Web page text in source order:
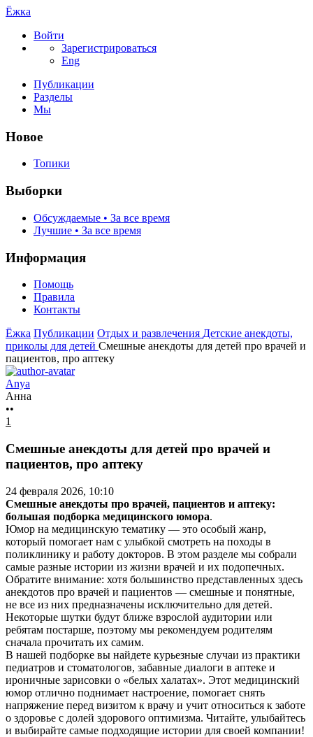
Ёжка
Войти
Зарегистрироваться
Eng
Публикации
Разделы
Мы
Новое
Топики
Выборки
Обсуждаемые • За все время
Лучшие • За все время
Информация
Помощь
Правила
Контакты
Ёжка Публикации Отдых и развлечения Детские анекдоты,
приколы для детей Смешные анекдоты для детей про врачей и
пациентов, про аптеку
Anya
Анна
••
1
Смешные анекдоты для детей про врачей и
пациентов, про аптеку
24 февраля 2026, 10:10
Смешные анекдоты про врачей, пациентов и аптеку:
большая подборка медицинского юмора.
Юмор на медицинскую тематику — это особый жанр,
который помогает нам с улыбкой смотреть на походы в
поликлинику и работу докторов. В этом разделе мы собрали
самые разные истории из жизни врачей и их подопечных.
Обратите внимание: хотя большинство представленных здесь
анекдотов про врачей и пациентов — смешные и понятные,
не все из них предназначены исключительно для детей.
Некоторые шутки будут ближе взрослой аудитории или
ребятам постарше, поэтому мы рекомендуем родителям
сначала прочитать их самим.
В нашей подборке вы найдете курьезные случаи из практики
педиатров и стоматологов, забавные диалоги в аптеке и
ироничные зарисовки о «белых халатах». Этот медицинский
юмор отлично поднимает настроение, помогает снять
напряжение перед визитом к врачу и учит относиться к заботе
о здоровье с долей здорового оптимизма. Читайте, улыбайтесь
и выбирайте самые подходящие истории для своей компании!